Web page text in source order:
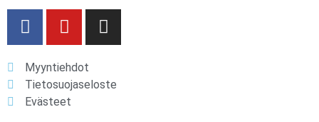
Myyntiehdot
Tietosuojaseloste
Evästeet